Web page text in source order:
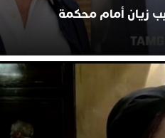
زيان أمام محكمة